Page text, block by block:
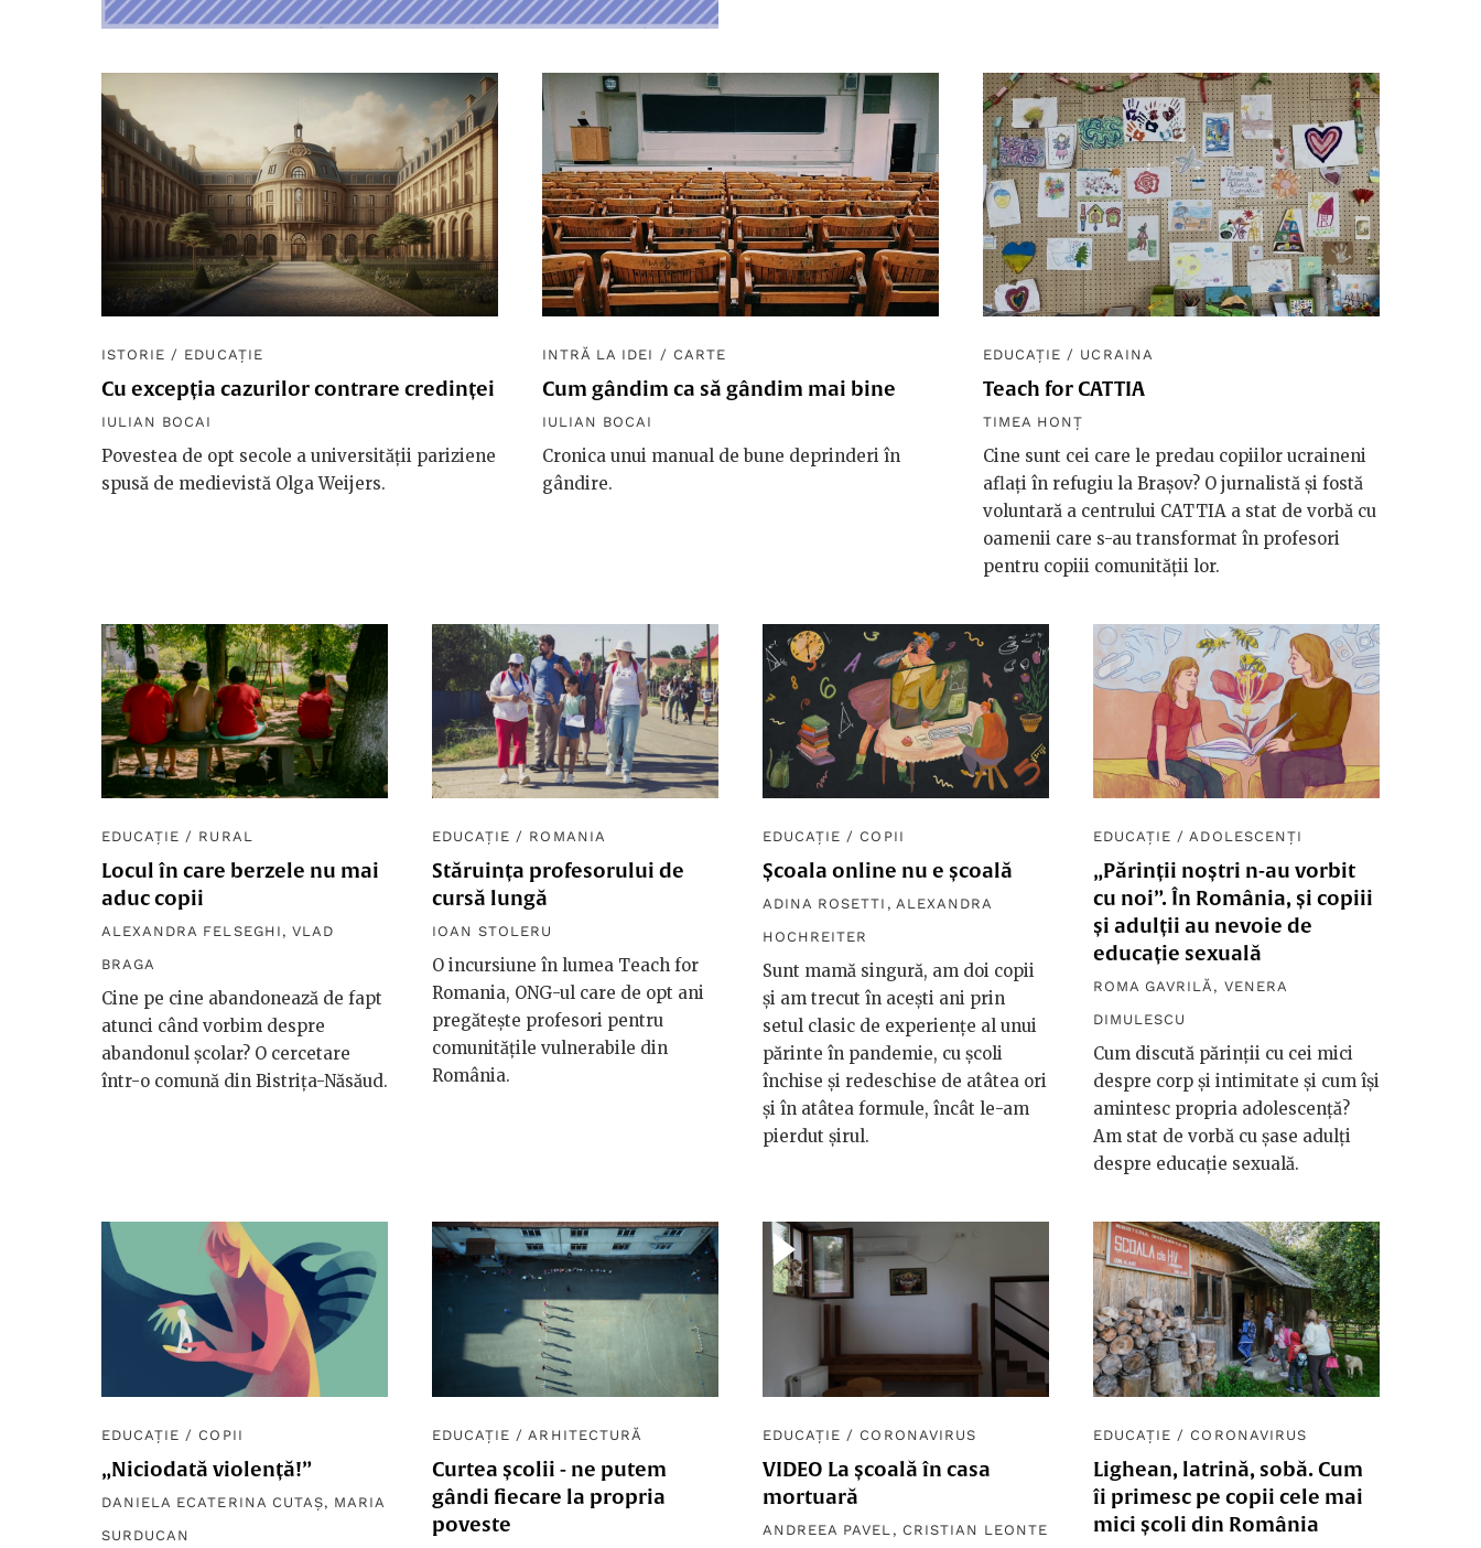
ISTORIE / EDUCAȚIE
Cu excepția cazurilor contrare credinței
IULIAN BOCAI
Povestea de opt secole a universității pariziene
spusă de medievistă Olga Weijers.
INTRĂ LA IDEI / CARTE
Cum gândim ca să gândim mai bine
IULIAN BOCAI
Cronica unui manual de bune deprinderi în
gândire.
EDUCAȚIE / UCRAINA
Teach for CATTIA
TIMEA HONȚ
Cine sunt cei care le predau copiilor ucraineni
aflați în refugiu la Brașov? O jurnalistă și fostă
voluntară a centrului CATTIA a stat de vorbă cu
oamenii care s-au transformat în profesori
pentru copiii comunității lor.
EDUCAȚIE / RURAL
Locul în care berzele nu mai
aduc copii
ALEXANDRA FELSEGHI , VLAD
BRAGA
Cine pe cine abandonează de fapt
atunci când vorbim despre
abandonul școlar? O cercetare
într-o comună din Bistrița-Năsăud.
EDUCAȚIE / ROMANIA
Stăruința profesorului de
cursă lungă
IOAN STOLERU
O incursiune în lumea Teach for
Romania, ONG-ul care de opt ani
pregătește profesori pentru
comunitățile vulnerabile din
România.
EDUCAȚIE / COPII
Școala online nu e școală
ADINA ROSETTI , ALEXANDRA
HOCHREITER
Sunt mamă singură, am doi copii
și am trecut în acești ani prin
setul clasic de experiențe al unui
părinte în pandemie, cu școli
închise și redeschise de atâtea ori
și în atâtea formule, încât le-am
pierdut șirul.
EDUCAȚIE /ADOLESCENȚI
„Părinții noștri n-au vorbit
cu noi”. În România, și copiii
și adulții au nevoie de
educație sexuală
ROMA GAVRILĂ , VENERA
DIMULESCU
Cum discută părinții cu cei mici
despre corp și intimitate și cum își
amintesc propria adolescență?
Am stat de vorbă cu șase adulți
despre educație sexuală.
EDUCAȚIE / COPII
„Niciodată violență!”
DANIELA ECATERINA CUTAȘ, MARIA
SURDUCAN
EDUCAȚIE /ARHITECTURĂ
Curtea școlii - ne putem
gândi fiecare la propria
poveste
EDUCAȚIE / CORONAVIRUS
VIDEO La școală în casa
mortuară
ANDREEA PAVEL , CRISTIAN LEONTE
EDUCAȚIE / CORONAVIRUS
Lighean, latrină, sobă. Cum
îi primesc pe copii cele mai
mici școli din România